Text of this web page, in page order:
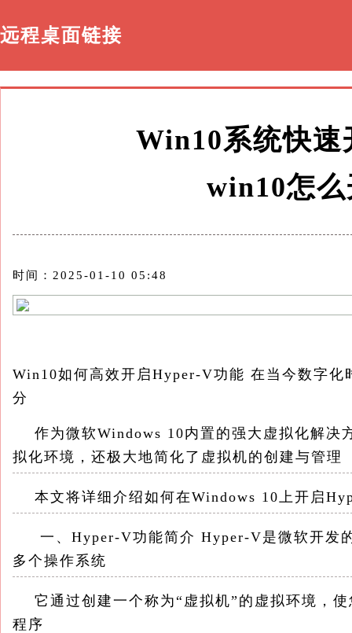
远程桌面链接
Win10系统快
win10怎
时间：2025-01-10 05:48
Win10如何高效开启Hyper-V功能 在当今数字
分
作为微软Windows 10内置的强大虚拟化解决
拟化环境，还极大地简化了虚拟机的创建与管理
本文将详细介绍如何在Windows 10上开启
一、Hyper-V功能简介 Hyper-V是微软开发
多个操作系统
它通过创建一个称为“虚拟机”的虚拟环境，
程序